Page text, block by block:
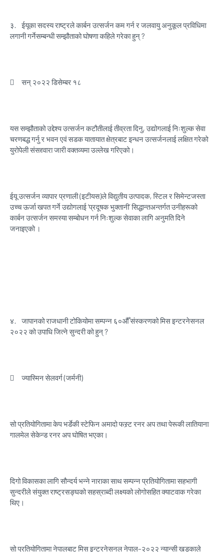
३.
ईयूका सदस्य राष्ट्रले कार्बन उत्सर्जन कम गर्न र जलवायु अनुकूल प्रविधिमा
लगानी गर्नेसम्बन्धी सम्झौताको घोषणा कहिले गरेका हुन् ?
 सन् २०२२ डिसेम्बर १८
यस सम्झौताको उद्देश्य उत्सर्जन कटौतीलाई तीव्रता दिनु, उद्योगलाई निःशुल्क सेवा
चरणबद्ध गर्नु र भवन एवं सडक यातायात क्षेत्रबाट इन्धन उत्सर्जनलाई लक्षित गरेको
युरोपेली संसद्द्वारा जारी वक्तव्यमा उल्लेख गरिएको।
ईयू उत्सर्जन व्यापार प्रणाली (इटीयस)ले विद्युतीय उत्पादक, स्टिल र सिमेन्टजस्ता
उच्च ऊर्जा खपत गर्ने उद्योगलाई ‘प्रदूषक भुक्तानी’ सिद्धान्तअन्तर्गत उनीहरूको
कार्बन उत्सर्जन समस्या सम्बोधन गर्न निःशुल्क सेवाका लागि अनुमति दिने
जनाइएको ।
४.
जापानको राजधानी टोकियोमा सम्पन्न ६०औँ संस्करणको मिस इन्टरनेसनल
२०२२ को उपाधि जित्ने सुन्दरी को हुन् ?
 ज्यास्मिन सेलवर्ग (जर्मनी)
सो प्रतियोगितामा केप भर्डेकी स्टेफिन अमादो फस्र्ट रनर अप तथा पेरूकी लातियाना
गालमेल सेकेन्ड रनर अप घोषित भएका।
दिगो विकासका लागि सौन्दर्य भन्ने नाराका साथ सम्पन्न प्रतियोगितामा सहभागी
सुन्दरीले संयुक्त राष्ट्रसङ्घको सहस्राब्दी लक्ष्यको लोगोसहित क्याटवाक गरेका
थिए।
सो प्रतियोगितामा नेपालबाट मिस इन्टरनेसनल नेपाल–२०२२ न्यान्सी खड्काले